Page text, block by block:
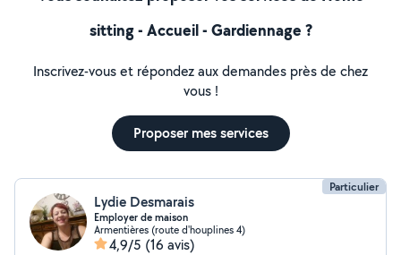
sitting - Accueil - Gardiennage ?
Inscrivez-vous et répondez aux demandes près de chez
vous !
Proposer mes services
Particulier
Lydie Desmarais
Employer de maison
Armentières (route d'houplines 4)
4,9/5 (16 avis)